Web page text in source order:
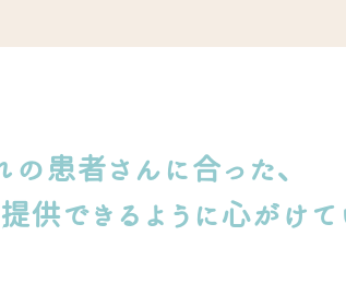
の患者さんに合った、
供できるように心がけ